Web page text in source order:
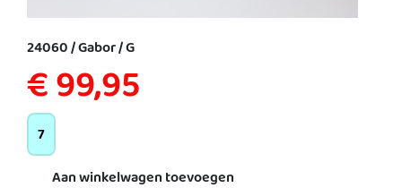
24060 / Gabor / G
€ 99,95
7
Aan winkelwagen toevoegen